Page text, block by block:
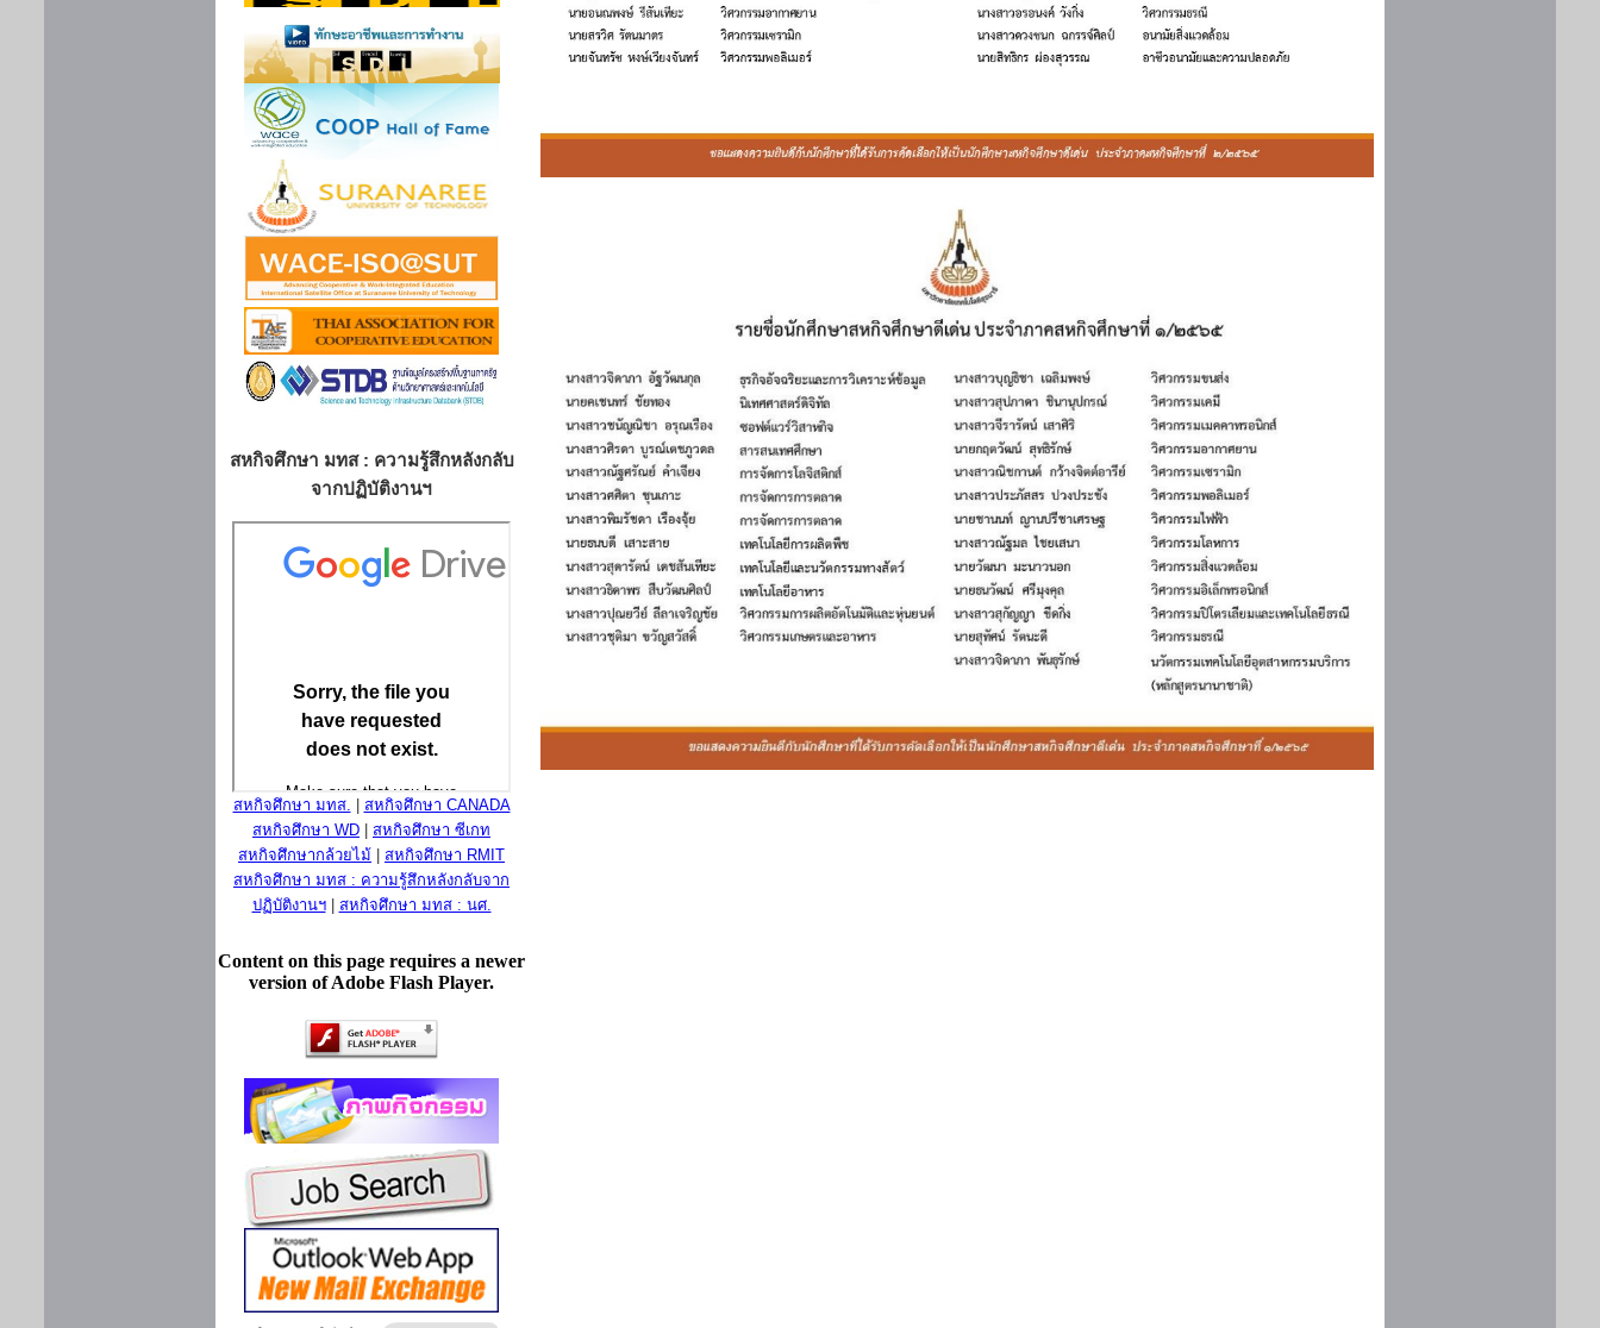
สหกิจศึกษา มทส : ความรู้สึกหลังกลับ
จากปฏิบัติงานฯ
สหกิจศึกษา มทส.
สหกิจศึกษา CANADA
สหกิจศึกษา WD
สหกิจศึกษา ซีเกท
สหกิจศึกษากล้วยไม้
สหกิจศึกษา RMIT
สหกิจศึกษา มทส : ความรู้สึกหลังกลับจาก
ปฏิบัติงานฯ| สหกิจศึกษา มทส : นศ.
Content on this page requires a newer
version of Adobe Flash Player.